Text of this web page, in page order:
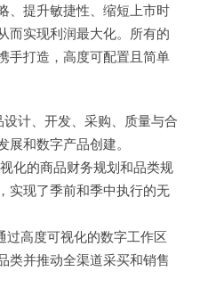
、提升敏捷性、缩短上市时
而实现利润最大化。所有的
手打造，高度可配置且简单
计、开发、采购、质量与合
和数字产品创建。
化的商品财务规划和品类规
实现了季前和季中执行的无
过高度可视化的数字工作区
类并推动全渠道采买和销售